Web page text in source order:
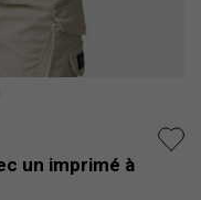
un imprimé à